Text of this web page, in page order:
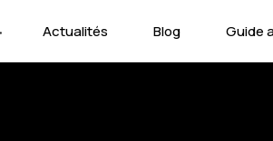
Actualités Blog Guide